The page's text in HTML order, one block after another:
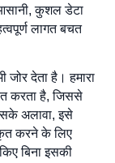
कुशल डेटा
लागत बचत
जोर देता है। हमारा
करता है, जिससे
अलावा, इसे
करने के लिए
बिना इसकी